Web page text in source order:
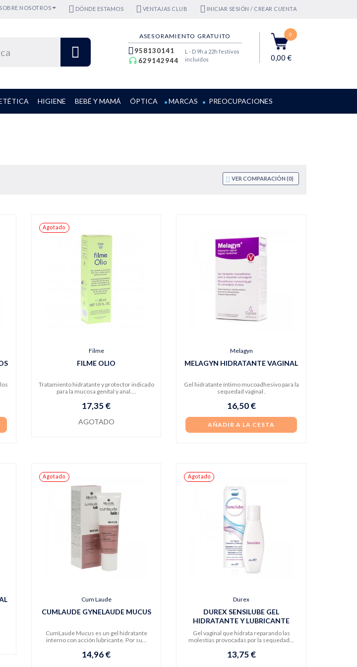
SOBRE NOSOTROS DÓNDE ESTAMOS VENTAJAS CLUB INICIAR SESIÓN / CREAR CUENTA
ASESORAMIENTO GRATUITO
958130141
629142944
L - D 9h a 22h festivos
incluídos
0
0,00 €
HIGIENE BEBÉ Y MAMÁ ÓPTICA MARCAS PREOCUPACIONES
VER COMPARACIÓN (0)
Agotado
Filme
FILME OLIO
Tratamiento hidratante y protector indicado
para la mucosa genital y anal....
17,35 €
AGOTADO
Melagyn
MELAGYN HIDRATANTE VAGINAL
Gel hidratante íntimo mucoadhesivo para la
sequedad vaginal .
16,50 €
AÑADIR A LA CESTA
Agotado
Cum Laude
CUMLAUDE GYNELAUDE MUCUS
CumLaude Mucus es un gel hidratante
interno con acción lubricante. Por su...
14,96 €
Agotado
Durex
DUREX SENSILUBE GEL
HIDRATANTE Y LUBRICANTE
Gel vaginal que hidrata reparando las
molestias provocadas por la sequedad...
13,75 €